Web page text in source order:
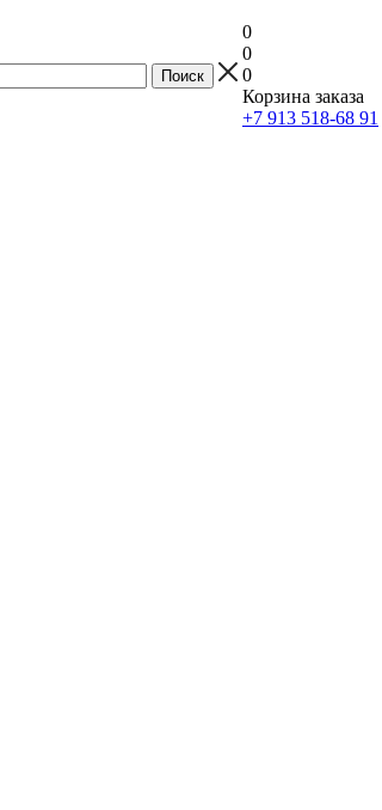
0
0
0
Корзина заказа
+7 913 518-68 91